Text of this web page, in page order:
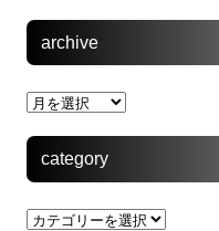
archive
archive
category
category